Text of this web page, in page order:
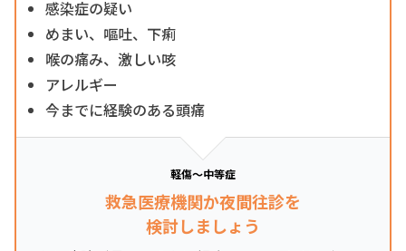
感染症の疑い
めまい、嘔吐、下痢
喉の痛み、激しい咳
アレルギー
今までに経験のある頭痛
軽傷～中等症
救急医療機関か夜間往診を
検討しましょう